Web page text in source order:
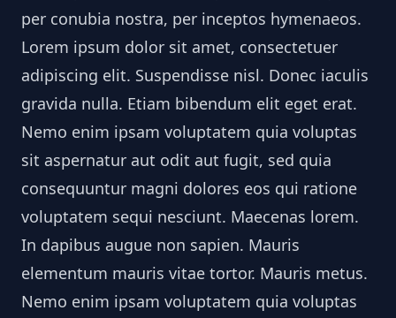
per conubia nostra, per inceptos hymenaeos.
Lorem ipsum dolor sit amet, consectetuer
adipiscing elit. Suspendisse nisl. Donec iaculis
gravida nulla. Etiam bibendum elit eget erat.
Nemo enim ipsam voluptatem quia voluptas
sit aspernatur aut odit aut fugit, sed quia
consequuntur magni dolores eos qui ratione
voluptatem sequi nesciunt. Maecenas lorem.
In dapibus augue non sapien. Mauris
elementum mauris vitae tortor. Mauris metus.
Nemo enim ipsam voluptatem quia voluptas